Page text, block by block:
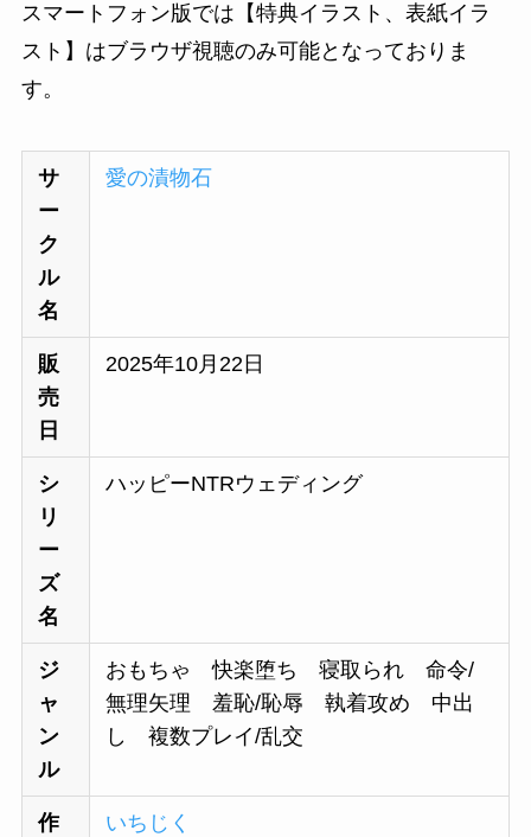
スマートフォン版では【特典イラスト、表紙イラ
スト】はブラウザ視聴のみ可能となっておりま
す。
サ
ー
ク
ル
名
愛の漬物石
販
売
日
2025年10月22日
シ
リ
ー
ズ
名
ハッピーNTRウェディング
ジ
ャ
ン
ル
おもちゃ 快楽堕ち 寝取られ 命令/
無理矢理 羞恥/恥辱 執着攻め 中出
し 複数プレイ/乱交
作
いちじく